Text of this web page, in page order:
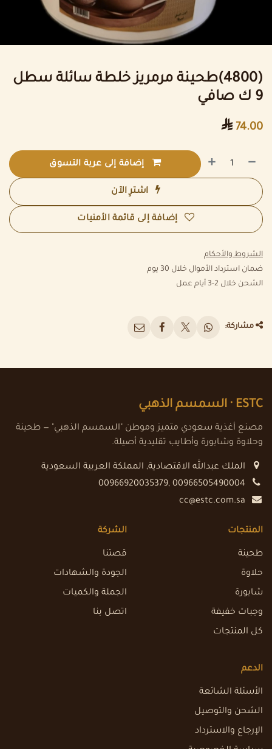
(4800)طحينة مرمريز خلطة سائلة سطل
9 ك صافي
74.00

إضافة إلى عربة التسوق
اشترِ الآن
إضافة إلى قائمة الأمنيات
الشروط والأحكام
ضمان استرداد الأموال خلال 30 يوم
الشحن خلال 2-3 أيام عمل
مشاركة:
ESTC · السمسم الذهبي
مصنع أغذية سعودي متميز وموطن "السمسم الذهبي" — طحينة
وحلاوة وشابورة وأطايب تقليدية أصيلة.
الملك عبدالله الاقتصادية, المملكة العربية السعودية
00966920035379, 00966505490004
cc@estc.com.sa
المنتجات
طحينة
حلاوة
شابورة
وجبات خفيفة
كل المنتجات
الشركة
قصتنا
الجودة والشهادات
الجملة والكميات
اتصل بنا
الدعم
الأسئلة الشائعة
الشحن والتوصيل
الإرجاع والاسترداد